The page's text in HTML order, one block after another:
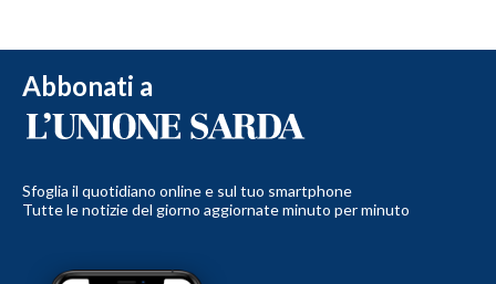
Abbonati a
Sfoglia il quotidiano online e sul tuo smartphone
Tutte le notizie del giorno aggiornate minuto per minuto